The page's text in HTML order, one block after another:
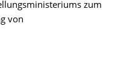
zum
von